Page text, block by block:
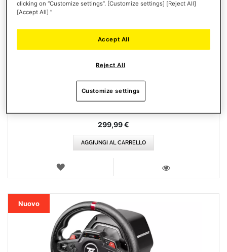
299,99 €
AGGIUNGI AL CARRELLO
LISTA
Nuovo
clicking on “Customize settings”. [Customize settings] [Reject All]
[Accept All] ”
Reject All
Accept All
Customize settings